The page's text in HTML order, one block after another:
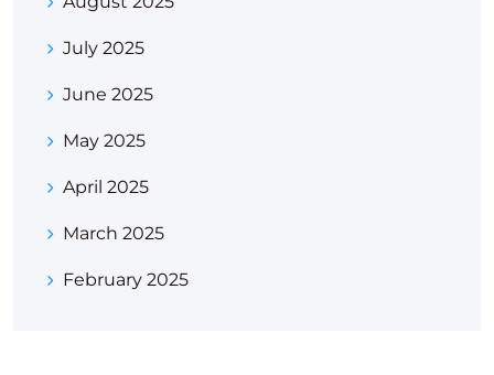
July 2025
June 2025
May 2025
April 2025
March 2025
February 2025